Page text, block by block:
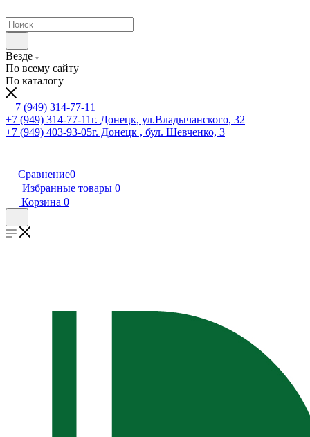
Везде
По всему сайту
По каталогу
+7 (949) 314-77-11
+7 (949) 314-77-11г. Донецк, ул.Владычанского, 32
+7 (949) 403-93-05г. Донецк , бул. Шевченко, 3
Сравнение0
Избранные товары 0
Корзина 0